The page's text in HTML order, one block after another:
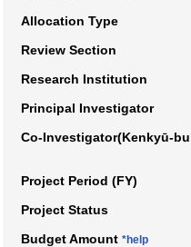
Allocation Type
Review Section
Research Institution
Principal Investigator
Co-Investigator(Kenkyū-
Project Period (FY)
Project Status
Budget Amount *help